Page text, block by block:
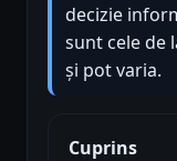
decizie
sunt cele de
și pot varia.
Cuprins